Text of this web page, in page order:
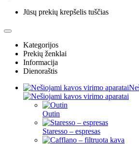
Jūsų prekių krepšelis tuščias
Kategorijos
Prekių ženklai
Informacija
Dienoraštis
Outin
Staresso – espresas